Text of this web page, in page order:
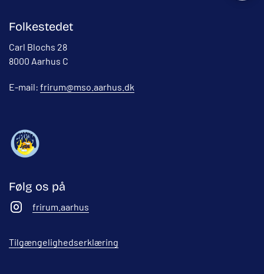
Folkestedet
Carl Blochs 28
8000 Aarhus C
E-mail: frirum@mso.aarhus.dk
Følg os på
frirum.aarhus
Tilgængelighedserklæring